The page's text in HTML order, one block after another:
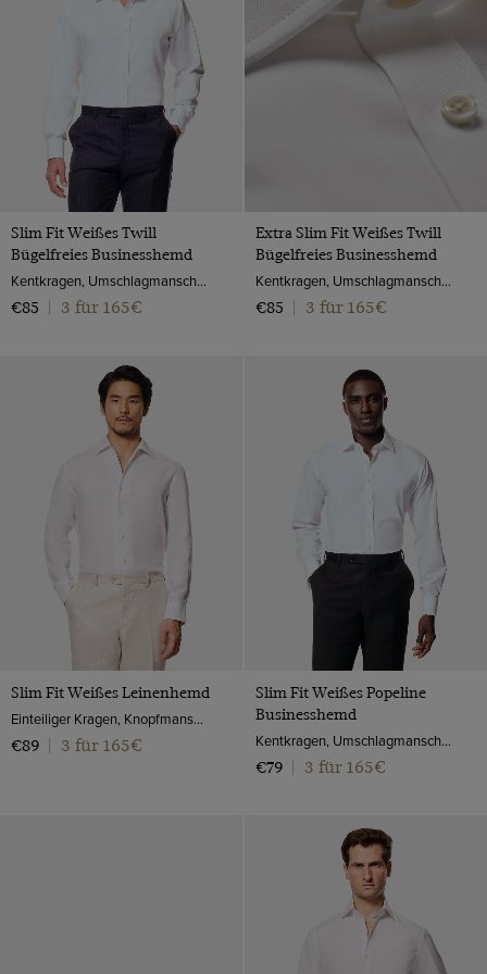
Koralle
Marineblau
Orange
Petrol
Rosa
Seide
Seide & Wolle
Veloursleder
Webpelz
Wool Stretch
Wolle
Slim Fit Weißes Twill
Bügelfreies Businesshemd
Kentkragen, Umschlagmanschette, 2-ply 80s Baumwolle
€85
3 für 165€
Extra Slim Fit Weißes Twill
Bügelfreies Businesshemd
Kentkragen, Umschlagmanschette, 2-ply 80s Baumwolle
€85
3 für 165€
Slim Fit Weißes Leinenhemd
Einteiliger Kragen, Knopfmanschette
€89
3 für 165€
Slim Fit Weißes Popeline
Businesshemd
Kentkragen, Umschlagmanschette, 2-ply 100s Baumwolle
€79
3 für 165€